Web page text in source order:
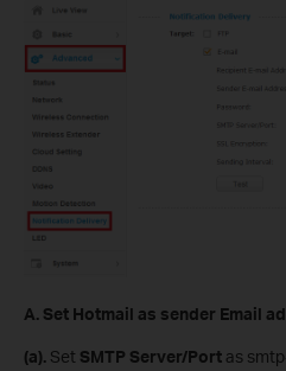
A. Set Hotmail as sender Email
(a). Set SMTP Server/Port as